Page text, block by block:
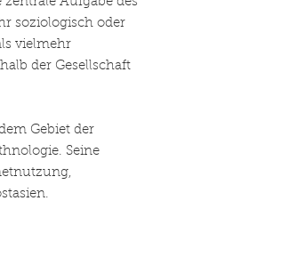
soziologisch oder
vielmehr
der Gesellschaft
Gebiet der
Seine